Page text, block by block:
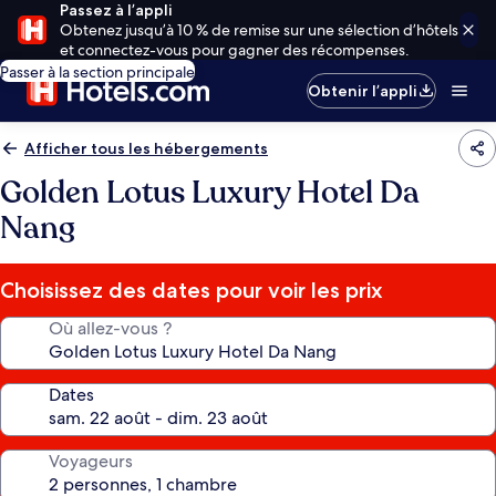
Passez à l’appli
Obtenez jusqu’à 10 % de remise sur une sélection d’hôtels
et connectez-vous pour gagner des récompenses.
Passer à la section principale
Obtenir l’appli
Afficher tous les hébergements
Golden Lotus Luxury Hotel Da
Nang
Choisissez des dates pour voir les prix
Où allez-vous ?
Dates
Voyageurs